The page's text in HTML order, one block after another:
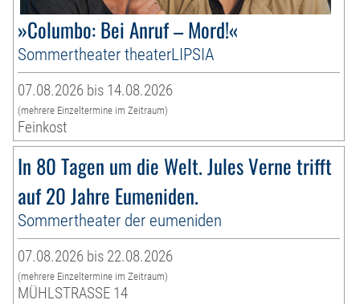
»Columbo: Bei Anruf – Mord!«
Sommertheater theaterLIPSIA
07.08.2026 bis 14.08.2026
(mehrere Einzeltermine im Zeitraum)
Feinkost
In 80 Tagen um die Welt. Jules Verne trifft
auf 20 Jahre Eumeniden.
Sommertheater der eumeniden
07.08.2026 bis 22.08.2026
(mehrere Einzeltermine im Zeitraum)
MÜHLSTRASSE 14